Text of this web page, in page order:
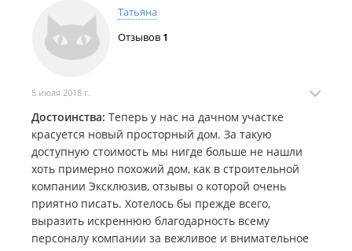
Татьяна
Отзывов 1
5 июля 2018 г.
Достоинства: Теперь у нас на дачном участке
красуется новый просторный дом. За такую
доступную стоимость мы нигде больше не нашли
хоть примерно похожий дом, как в строительной
компании Эксклюзив, отзывы о которой очень
приятно писать. Хотелось бы прежде всего,
выразить искреннюю благодарность всему
персоналу компании за вежливое и внимательное